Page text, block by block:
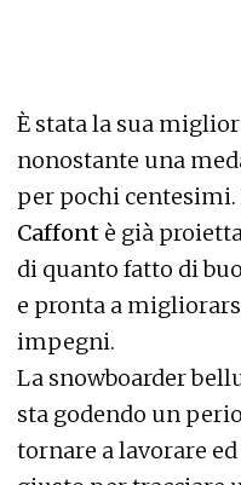
È stata la sua
nonostante una
per pochi centesimi.
Caffont è già
di quanto fatto di
e pronta a
impegni.
La snowboarder
sta godendo un
tornare a lavorare